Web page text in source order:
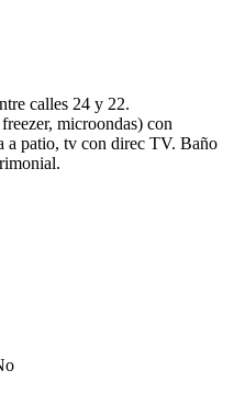
calles 24 y 22.
microondas) con
a patio, tv con direc TV. Baño